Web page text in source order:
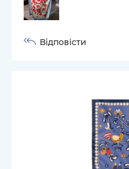
Відповісти